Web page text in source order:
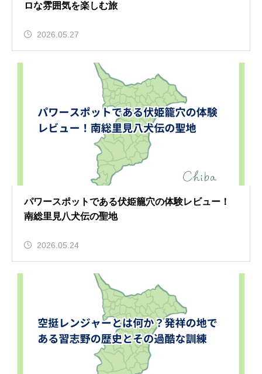
ロな雰囲気を楽しむ旅
2026.05.27
パワースポットである伏姫籠穴の体験レビュー！
南総里見八犬伝の聖地
2026.05.24